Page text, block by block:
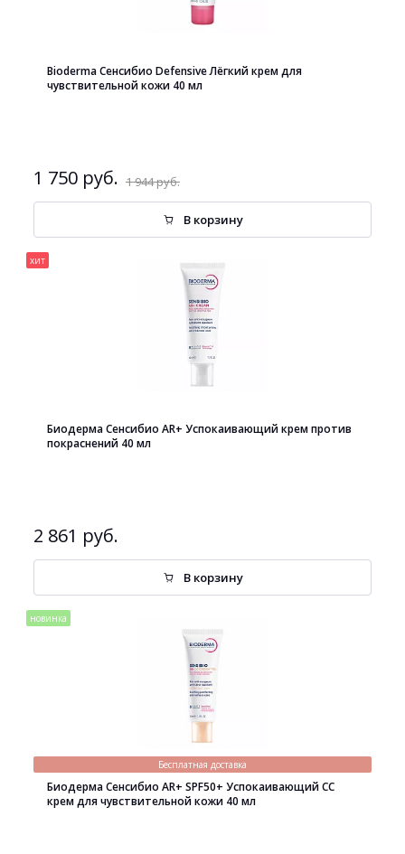
Bioderma Сенсибио Defensive Лёгкий крем для
чувствительной кожи 40 мл
1 750 руб. 1 944 руб.
В корзину
хит
Биодерма Сенсибио AR+ Успокаивающий крем против
покраснений 40 мл
2 861 руб.
В корзину
новинка
Бесплатная доставка
Биодерма Сенсибио AR+ SPF50+ Успокаивающий СС
крем для чувствительной кожи 40 мл